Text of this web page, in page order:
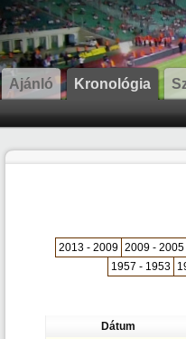
Ajánló Kronológia
2013 - 2009 2009 - 2005
1957 - 1953
Dátum